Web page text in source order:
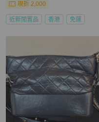
現折 2,000
近新閒置品 香港 免運